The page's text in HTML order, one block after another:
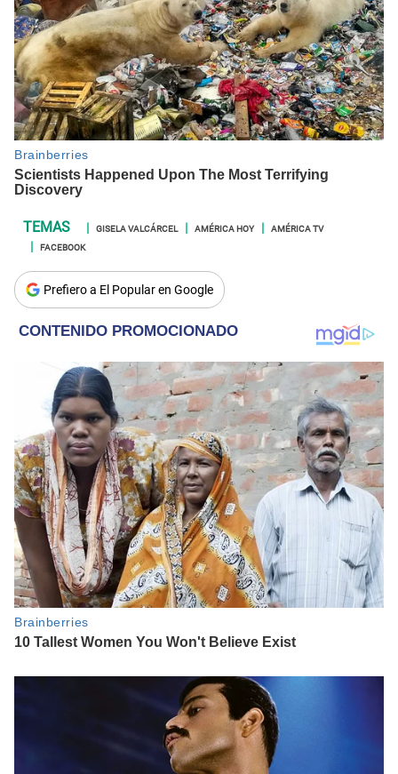
GISELA VALCÁRCEL AMÉRICA HOY
AMÉRICA TV
FACEBOOK
Prefiero a El Popular en Google